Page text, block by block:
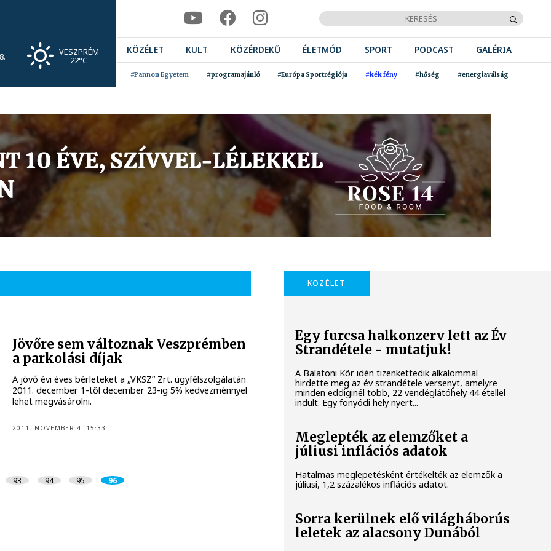
VESZPRÉM
22°C
KÖZÉLET KULT KÖZÉRDEKŰ ÉLETMÓD SPORT PODCAST GALÉRIA
#Pannon Egyetem #programajánló #Európa Sportrégiója #kék fény #hőség #energiaválság
Jövőre sem változnak Veszprémben
a parkolási díjak
A jövő évi éves bérleteket a „VKSZ” Zrt. ügyfélszolgálatán
2011. december 1-től december 23-ig 5% kedvezménnyel
lehet megvásárolni.
2011. NOVEMBER 4. 15:33
93 94 95 96
KÖZÉLET
Egy furcsa halkonzerv lett az Év
Strandétele - mutatjuk!
A Balatoni Kör idén tizenkettedik alkalommal
hirdette meg az év strandétele versenyt, amelyre
minden eddiginél több, 22 vendéglátóhely 44 étellel
indult. Egy fonyódi hely nyert...
Meglepték az elemzőket a
júliusi inflációs adatok
Hatalmas meglepetésként értékelték az elemzők a
júliusi, 1,2 százalékos inflációs adatot.
Sorra kerülnek elő világháborús
leletek az alacsony Dunából